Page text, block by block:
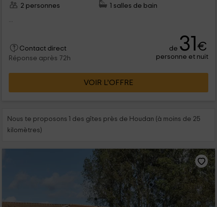
2 personnes
1 salles de bain
...
Contact direct
Réponse après 72h
de 31€
personne et nuit
VOIR L’OFFRE
Nous te proposons 1 des gîtes près de Houdan (à moins de 25
kilomètres)